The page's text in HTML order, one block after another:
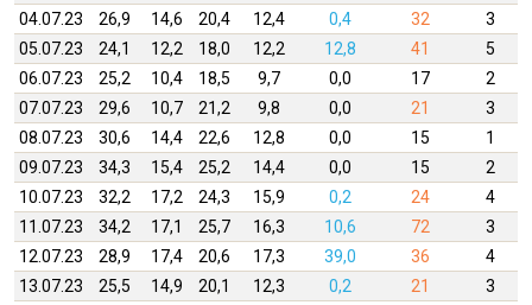
04.07.23
26,9 14,6 20,4 12,4 0,4 32 3
05.07.23
24,1 12,2 18,0 12,2 12,8 41 5
06.07.23
25,2 10,4 18,5 9,7 0,0 17 2
07.07.23
29,6 10,7 21,2 9,8 0,0 21
3
08.07.23
30,6 14,4 22,6 12,8 0,0 15 1
09.07.23
34,3 15,4 25,2 14,4 0,0 15
2
10.07.23
32,2 17,2 24,3 15,9 0,2 24 4
11.07.23
34,2 17,1 25,7 16,3 10,6 72
3
12.07.23
28,9 17,4 20,6 17,3 39,0 36
4
13.07.23
25,5 14,9 20,1 12,3 0,2 21 3